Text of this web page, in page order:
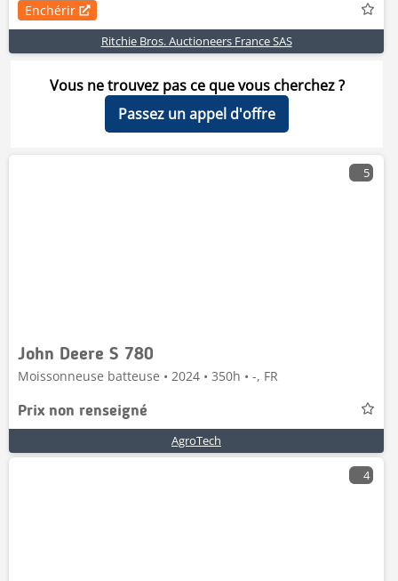
Enchérir
Ritchie Bros. Auctioneers France SAS
Vous ne trouvez pas ce que vous cherchez ?
Passez un appel d'offre
5
John Deere S 780
Moissonneuse batteuse • 2024 • 350h • -, FR
Prix non renseigné
AgroTech
4